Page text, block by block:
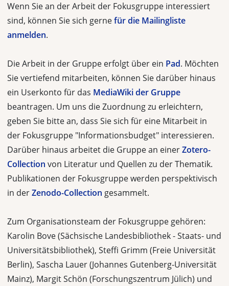
Wenn Sie an der Arbeit der Fokusgruppe interessiert
sind, können Sie sich gernefür die Mailingliste
anmelden.
Die Arbeit in der Gruppe erfolgt über ein Pad. Möchten
Sie vertiefend mitarbeiten, können Sie darüber hinaus
ein Userkonto für das MediaWiki der Gruppe
beantragen. Um uns die Zuordnung zu erleichtern,
geben Sie bitte an, dass Sie sich für eine Mitarbeit in
der Fokusgruppe "Informationsbudget" interessieren.
Darüber hinaus arbeitet die Gruppe an einerZotero-
Collection von Literatur und Quellen zu der Thematik.
Publikationen der Fokusgruppe werden perspektivisch
in derZenodo-Collection gesammelt.
Zum Organisationsteam der Fokusgruppe gehören:
Karolin Bove (Sächsische Landesbibliothek - Staats- und
Universitätsbibliothek), Steffi Grimm (Freie Universität
Berlin), Sascha Lauer (Johannes Gutenberg-Universität
Mainz), Margit Schön (Forschungszentrum Jülich) und